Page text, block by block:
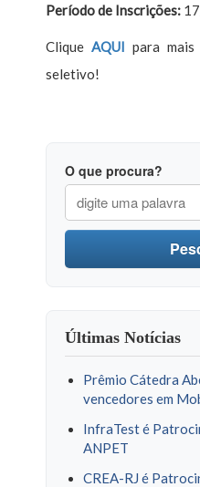
Período de Inscrições:
Clique AQUI para
seletivo!
O que procura?
Últimas Notícias
Prêmio Cátedra
vencedores em
InfraTest é
ANPET
CREA-RJ é